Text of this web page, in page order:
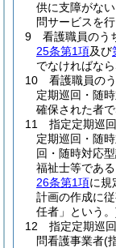
供に支障がない
問サービスを
9
看護職員のう
25条第1項及び
でなければなら
10
看護職員の
定期巡回・随
確保された者
11
指定定期巡
定期巡回・随
回・随時対応
福祉士等であ
26条第1項に規
計画の作成に
任者」という
12
指定定期巡
問看護事業者(